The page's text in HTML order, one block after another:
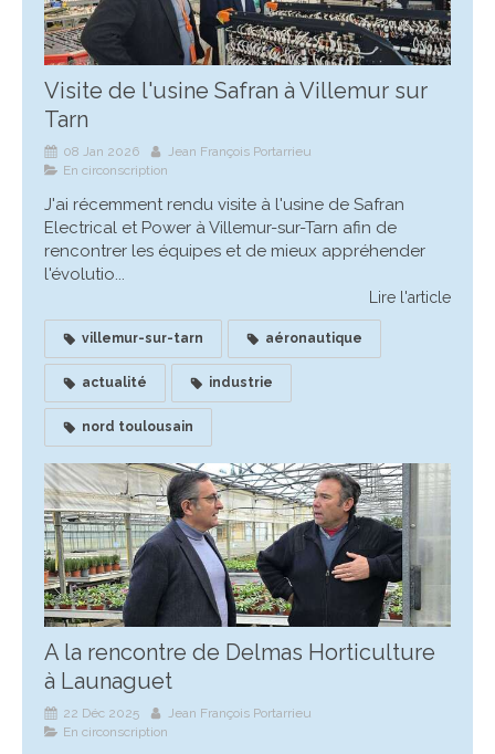
Visite de l'usine Safran à Villemur sur
Tarn
08 Jan 2026
Jean François Portarrieu
En circonscription
J'ai récemment rendu visite à l'usine de Safran
Electrical et Power à Villemur-sur-Tarn afin de
rencontrer les équipes et de mieux appréhender
l'évolutio...
Lire l'article
villemur-sur-tarn aéronautique
actualité industrie
nord toulousain
A la rencontre de Delmas Horticulture
à Launaguet
22 Déc 2025
Jean François Portarrieu
En circonscription